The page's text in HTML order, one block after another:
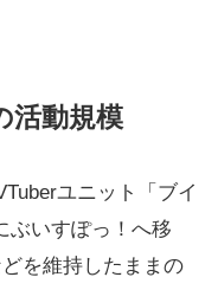
活動規模
ユニット「ブイ
ぶいすぽっ！へ移
を維持したままの